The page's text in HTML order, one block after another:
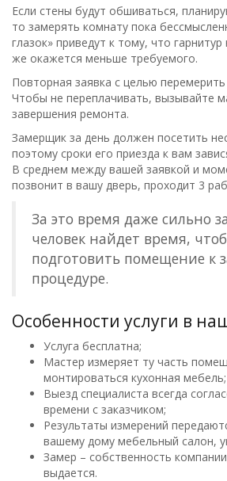
Если стены будут обшиваться,
то замерять комнату пока
глазок» приведут к тому, что
же окажется меньше требуемого.
Повторная заявка с целью
Чтобы не переплачивать, вызывайте
завершения ремонта.
Замерщик за день должен посетить
поэтому сроки его приезда к вам
В среднем между вашей заявкой и
позвонит в вашу дверь, проходит 3
За это время даже сильно
человек найдет время,
подготовить помещение к
процедуре.
Особенности услуги в
Услуга бесплатна;
Мастер измеряет ту часть
монтироваться кухонная мебель;
Выезд специалиста всегда
времени с заказчиком;
Результаты измерений
вашему дому мебельный салон,
Замер – собственность
выдается.